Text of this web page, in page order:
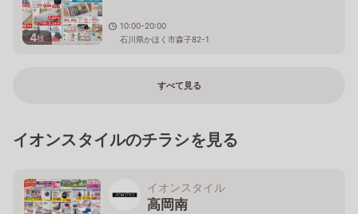
4枚
10:00-20:00
石川県かほく市森子82-1
すべて見る
イオンスタイルのチラシを見る
イオンスタイル
高岡南